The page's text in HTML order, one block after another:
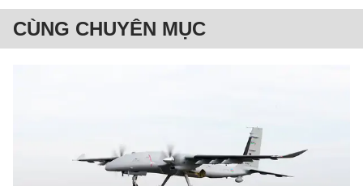
CÙNG CHUYÊN MỤC